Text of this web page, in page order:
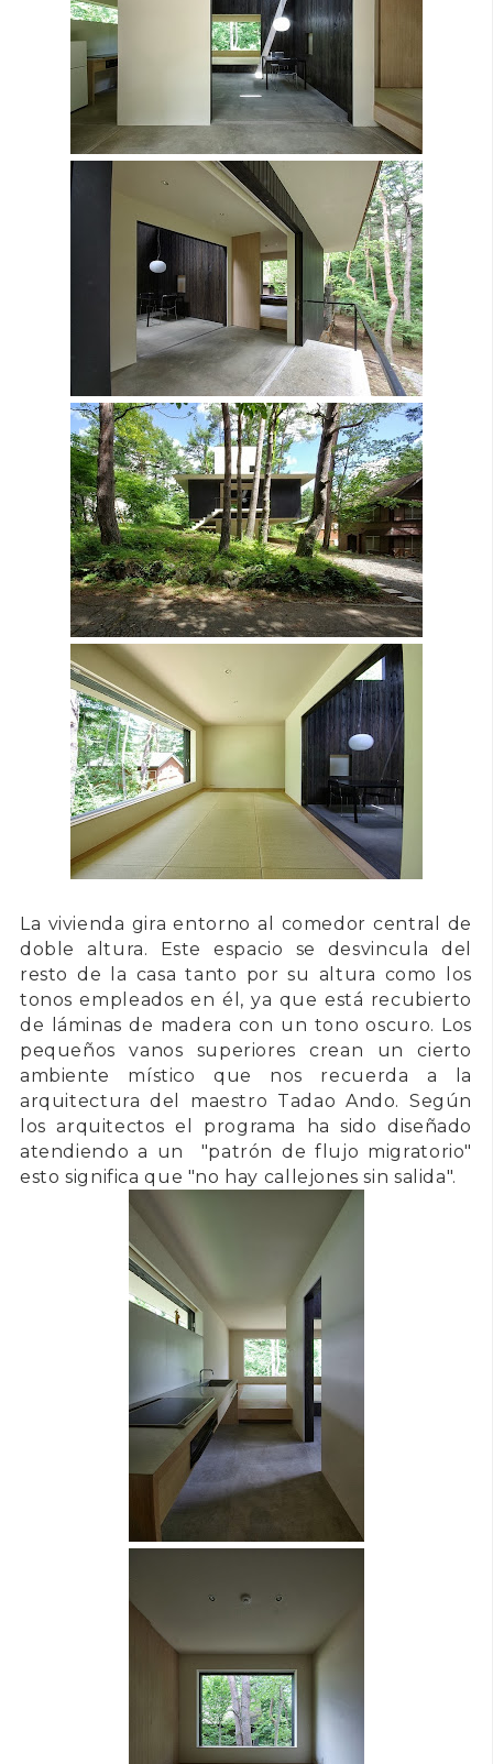
La vivienda gira entorno al comedor central de
doble altura. Este espacio se desvincula del
resto de la casa tanto por su altura como los
tonos empleados en él, ya que está recubierto
de láminas de madera con un tono oscuro. Los
pequeños vanos superiores crean un cierto
ambiente místico que nos recuerda a la
arquitectura del maestro Tadao Ando. Según
los arquitectos el programa ha sido diseñado
atendiendo a un "patrón de flujo migratorio"
esto significa que "no hay callejones sin salida".